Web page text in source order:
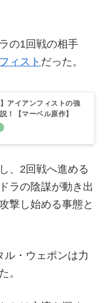
の1回戦の相手
ィスト だった。
アイアンフィストの強
！【マーベル原作】
、2回戦へ進める
ラの陰謀が動き出
撃し始める事態と
ル・ウェポンは力
。